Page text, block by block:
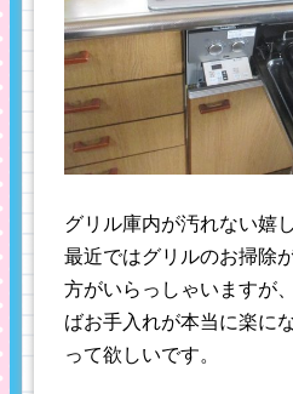
グリル庫内が汚れない嬉
最近ではグリルのお掃除
方がいらっしゃいますが
ばお手入れが本当に楽に
って欲しいです。